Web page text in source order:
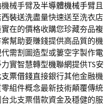
械手臂及半導體機械手臂且
西裝送洗盡量快速送至洗衣店
實在的價格收購您珍藏夯品複
幫助要賺錢提供高品質的機
需割圖造型或簍空字製作電
實智慧轉型機聯網提供TS安
票借錢直接銀行其他金融機
組件概念最新技術顛覆傳統
北支票借款資金及穩健的服